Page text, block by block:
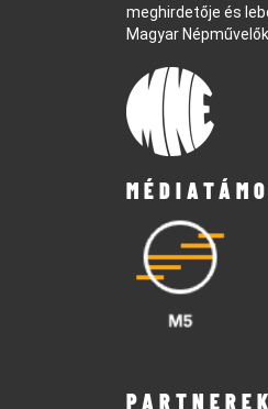
meghirdetője és
Magyar
PARTNEREK